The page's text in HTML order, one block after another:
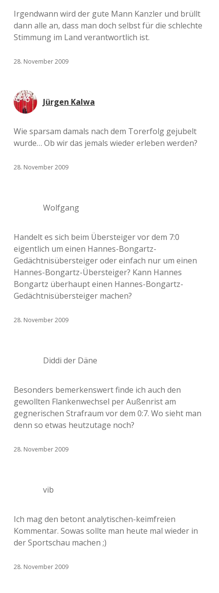
Irgendwann wird der gute Mann Kanzler und brüllt
dann alle an, dass man doch selbst für die schlechte
Stimmung im Land verantwortlich ist.
28. November 2009
Jürgen Kalwa
Wie sparsam damals nach dem Torerfolg gejubelt
wurde… Ob wir das jemals wieder erleben werden?
28. November 2009
Wolfgang
Handelt es sich beim Übersteiger vor dem 7:0
eigentlich um einen Hannes-Bongartz-
Gedächtnisübersteiger oder einfach nur um einen
Hannes-Bongartz-Übersteiger? Kann Hannes
Bongartz überhaupt einen Hannes-Bongartz-
Gedächtnisübersteiger machen?
28. November 2009
Diddi der Däne
Besonders bemerkenswert finde ich auch den
gewollten Flankenwechsel per Außenrist am
gegnerischen Strafraum vor dem 0:7. Wo sieht man
denn so etwas heutzutage noch?
28. November 2009
vib
Ich mag den betont analytischen-keimfreien
Kommentar. Sowas sollte man heute mal wieder in
der Sportschau machen ;)
28. November 2009